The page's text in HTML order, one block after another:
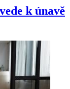
k únavě